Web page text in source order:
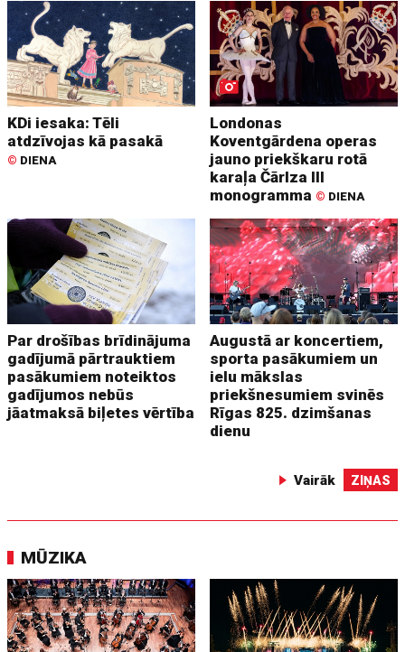
KDi iesaka: Tēli
atdzīvojas kā pasakā
© DIENA
Londonas
Koventgārdena operas
jauno priekškaru rotā
karaļa Čārlza III
monogramma © DIENA
Par drošības brīdinājuma
gadījumā pārtrauktiem
pasākumiem noteiktos
gadījumos nebūs
jāatmaksā biļetes vērtība
Augustā ar koncertiem,
sporta pasākumiem un
ielu mākslas
priekšnesumiem svinēs
Rīgas 825. dzimšanas
dienu
Vairāk ZIŅAS
MŪZIKA